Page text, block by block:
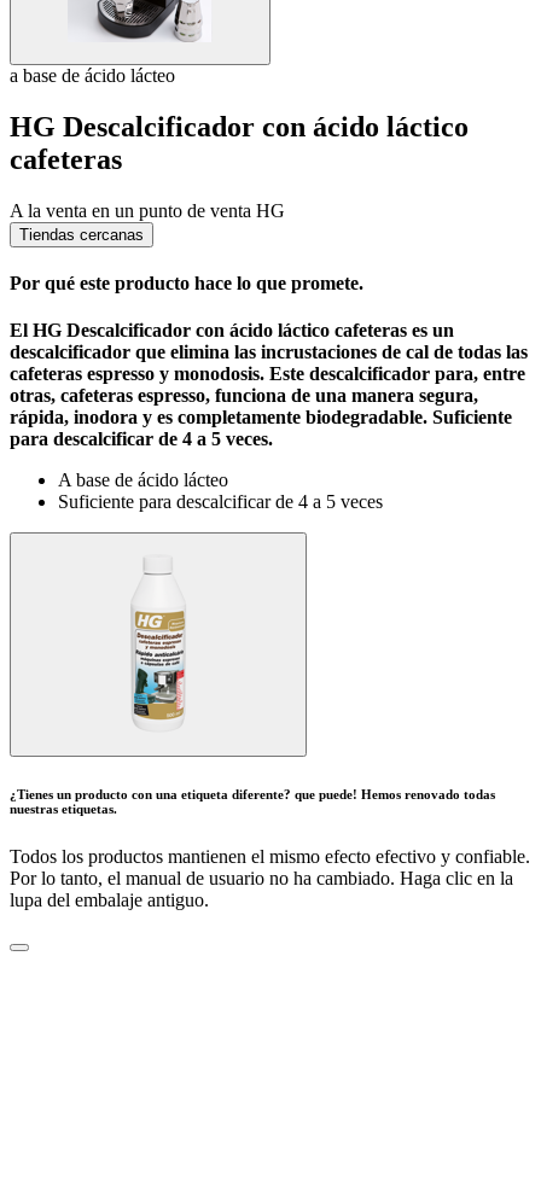
a base de ácido lácteo
HG Descalcificador con ácido láctico
cafeteras
A la venta en un punto de venta HG
Tiendas cercanas
Por qué este producto hace lo que promete.
El HG Descalcificador con ácido láctico cafeteras es un
descalcificador que elimina las incrustaciones de cal de todas las
cafeteras espresso y monodosis. Este descalcificador para, entre
otras, cafeteras espresso, funciona de una manera segura,
rápida, inodora y es completamente biodegradable. Suficiente
para descalcificar de 4 a 5 veces.
A base de ácido lácteo
Suficiente para descalcificar de 4 a 5 veces
¿Tienes un producto con una etiqueta diferente? que puede! Hemos renovado todas
nuestras etiquetas.
Todos los productos mantienen el mismo efecto efectivo y confiable.
Por lo tanto, el manual de usuario no ha cambiado. Haga clic en la
lupa del embalaje antiguo.